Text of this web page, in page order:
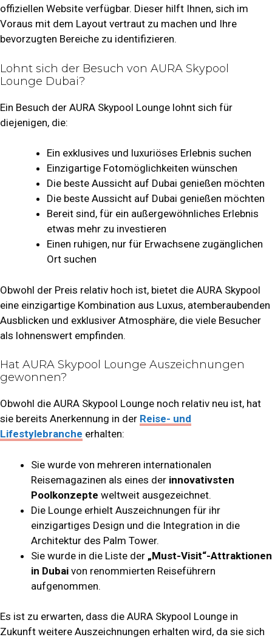
offiziellen Website verfügbar. Dieser hilft Ihnen, sich im
Voraus mit dem Layout vertraut zu machen und Ihre
bevorzugten Bereiche zu identifizieren.
Lohnt sich der Besuch von AURA Skypool
Lounge Dubai?
Ein Besuch der AURA Skypool Lounge lohnt sich für
diejenigen, die:
Ein exklusives und luxuriöses Erlebnis suchen
Einzigartige Fotomöglichkeiten wünschen
Die beste Aussicht auf Dubai genießen möchten
Die beste Aussicht auf Dubai genießen möchten
Bereit sind, für ein außergewöhnliches Erlebnis
etwas mehr zu investieren
Einen ruhigen, nur für Erwachsene zugänglichen
Ort suchen
Obwohl der Preis relativ hoch ist, bietet die AURA Skypool
eine einzigartige Kombination aus Luxus, atemberaubenden
Ausblicken und exklusiver Atmosphäre, die viele Besucher
als lohnenswert empfinden.
Hat AURA Skypool Lounge Auszeichnungen
gewonnen?
Obwohl die AURA Skypool Lounge noch relativ neu ist, hat
sie bereits Anerkennung in der Reise- und
Lifestylebranche erhalten:
Sie wurde von mehreren internationalen
Reisemagazinen als eines der innovativsten
Poolkonzepte weltweit ausgezeichnet.
Die Lounge erhielt Auszeichnungen für ihr
einzigartiges Design und die Integration in die
Architektur des Palm Tower.
Sie wurde in die Liste der „Must-Visit“-Attraktionen
in Dubai von renommierten Reiseführern
aufgenommen.
Es ist zu erwarten, dass die AURA Skypool Lounge in
Zukunft weitere Auszeichnungen erhalten wird, da sie sich